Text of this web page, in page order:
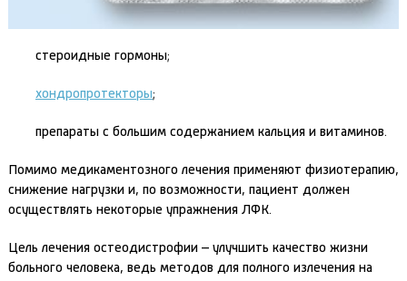
стероидные гормоны;
хондропротекторы;
препараты с большим содержанием кальция и витаминов.
Помимо медикаментозного лечения применяют физиотерапию,
снижение нагрузки и, по возможности, пациент должен
осуществлять некоторые упражнения ЛФК.
Цель лечения остеодистрофии – улучшить качество жизни
больного человека, ведь методов для полного излечения на